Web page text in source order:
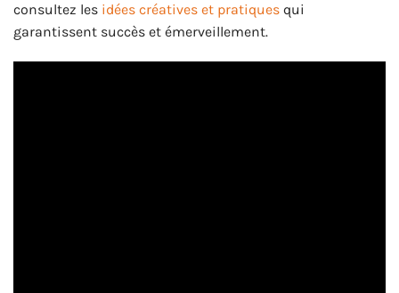
consultez les idées créatives et pratiques qui
garantissent succès et émerveillement.